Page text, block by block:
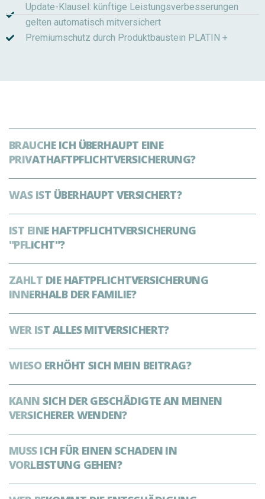
Update-Klausel: künftige Leistungsverbesserungen
gelten automatisch mitversichert
Premiumschutz durch Produktbaustein PLATIN +
BRAUCHE ICH ÜBERHAUPT EINE
PRIVATHAFTPFLICHTVERSICHERUNG?
WAS IST ÜBERHAUPT VERSICHERT?
IST EINE HAFTPFLICHTVERSICHERUNG
"PFLICHT"?
ZAHLT DIE HAFTPFLICHTVERSICHERUNG
INNERHALB DER FAMILIE?
WER IST ALLES MITVERSICHERT?
WIESO ERHÖHT SICH MEIN BEITRAG?
KANN SICH DER GESCHÄDIGTE AN MEINEN
VERSICHERER WENDEN?
MUSS ICH FÜR EINEN SCHADEN IN
VORLEISTUNG GEHEN?